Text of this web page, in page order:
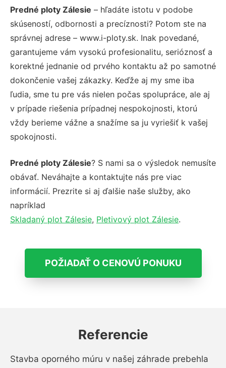
Predné ploty Zálesie – hľadáte istotu v podobe
skúseností, odbornosti a precíznosti? Potom ste na
správnej adrese – www.i-ploty.sk. Inak povedané,
garantujeme vám vysokú profesionalitu, serióznosť a
korektné jednanie od prvého kontaktu až po samotné
dokončenie vašej zákazky. Keďže aj my sme iba
ľudia, sme tu pre vás nielen počas spolupráce, ale aj
v prípade riešenia prípadnej nespokojnosti, ktorú
vždy berieme vážne a snažíme sa ju vyriešiť k vašej
spokojnosti.
Predné ploty Zálesie? S nami sa o výsledok nemusíte
obávať. Neváhajte a kontaktujte nás pre viac
informácií. Prezrite si aj ďalšie naše služby, ako
napríklad
Skladaný plot Zálesie, Pletivový plot Zálesie.
POŽIADAŤ O CENOVÚ PONUKU
Referencie
Stavba oporného múru v našej záhrade prebehla